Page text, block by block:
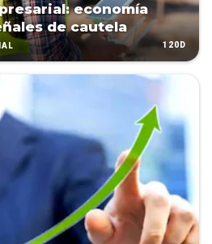
economía
de cautela
120D